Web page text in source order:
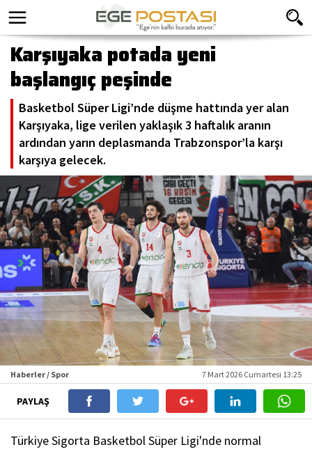
Karşıyaka potada yeni
başlangıç peşinde
Basketbol Süper Ligi’nde düşme hattında yer alan
Karşıyaka, lige verilen yaklaşık 3 haftalık aranın
ardından yarın deplasmanda Trabzonspor’la karşı
karşıya gelecek.
Haberler / Spor 7 Mart 2026 Cumartesi 13:25
PAYLAŞ
Türkiye Sigorta Basketbol Süper Ligi'nde normal